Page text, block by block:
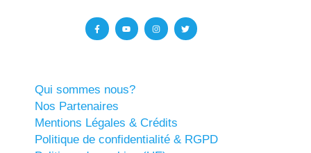
Qui sommes nous?
Nos Partenaires
Mentions Légales & Crédits
Politique de confidentialité & RGPD